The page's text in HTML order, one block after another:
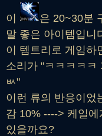
이
은 20~30분
말 좋은 아이템입니
이 템트리로 게임하
소리가 "ㅋㅋㅋㅋㅋ
ㅄ"
이런 류의 반응이었
감 10% ----> 케일
있을까요?